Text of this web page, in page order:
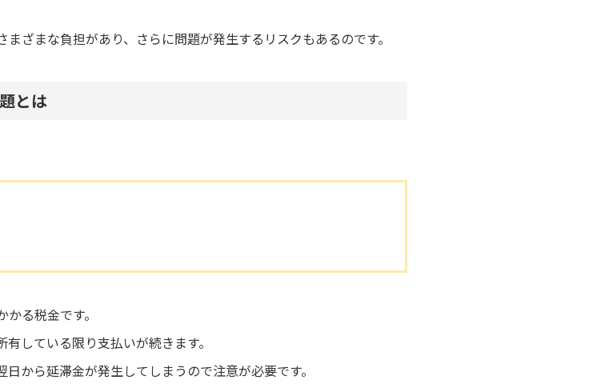
ざまな負担があり、さらに問題が発生するリスクもあるのです。
とは
る税金です。
している限り支払いが続きます。
から延滞金が発生してしまうので注意が必要です。